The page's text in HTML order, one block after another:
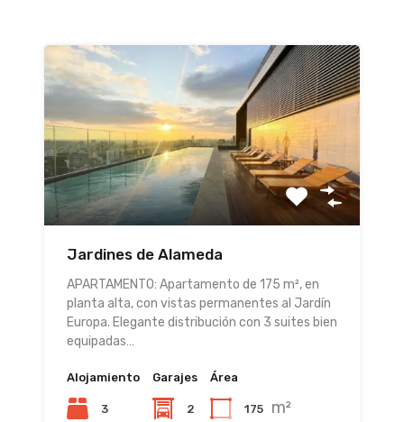
Jardines de Alameda
APARTAMENTO: Apartamento de 175 m², en
planta alta, con vistas permanentes al Jardín
Europa. Elegante distribución con 3 suites bien
equipadas…
Alojamiento
3
Garajes
2
Área
175 m²